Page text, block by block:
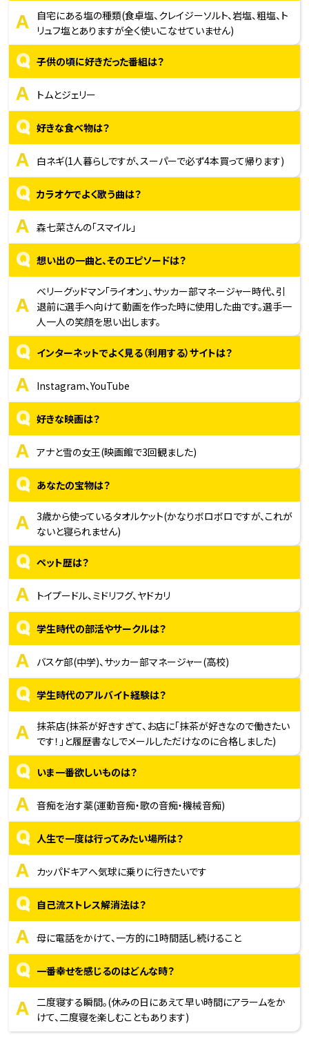
A
自宅にある塩の種類(食卓塩、クレイジーソルト、岩塩、粗塩、ト
リュフ塩とありますが全く使いこなせていません)
Q 子供の頃に好きだった番組は？
A トムとジェリー
Q 好きな食べ物は？
A 白ネギ(1人暮らしですが、スーパーで必ず4本買って帰ります)
Q カラオケでよく歌う曲は？
A 森七菜さんの「スマイル」
Q 想い出の一曲と、そのエピソードは？
A
ベリーグッドマン「ライオン」、サッカー部マネージャー時代、引
退前に選手へ向けて動画を作った時に使用した曲です。選手一
人一人の笑顔を思い出します。
Q インターネットでよく見る（利用する）サイトは？
A Instagram、YouTube
Q 好きな映画は？
A アナと雪の女王(映画館で3回観ました)
Q あなたの宝物は？
A 3歳から使っているタオルケット(かなりボロボロですが、これが
ないと寝られません)
Q ペット歴は？
A トイプードル、ミドリフグ、ヤドカリ
Q 学生時代の部活やサークルは？
A バスケ部(中学)、サッカー部マネージャー(高校)
Q 学生時代のアルバイト経験は？
A 抹茶店(抹茶が好きすぎて、お店に「抹茶が好きなので働きたい
です！」と履歴書なしでメールしただけなのに合格しました)
Q いま一番欲しいものは？
A 音痴を治す薬(運動音痴・歌の音痴・機械音痴)
Q 人生で一度は行ってみたい場所は？
A カッパドキアへ気球に乗りに行きたいです
Q 自己流ストレス解消法は？
A 母に電話をかけて、一方的に1時間話し続けること
Q 一番幸せを感じるのはどんな時？
A 二度寝する瞬間。(休みの日にあえて早い時間にアラームをか
けて、二度寝を楽しむこともあります)